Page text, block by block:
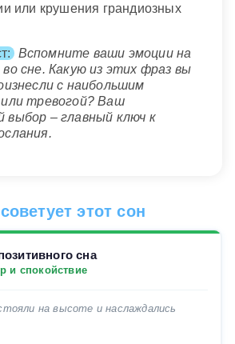
или крушения грандиозных
Вспомните ваши эмоции на
сне. Какую из этих фраз вы
с наибольшим
тревогой? Ваш
– главный ключ к
этот сон
сна
и спокойствие
на высоте и наслаждались